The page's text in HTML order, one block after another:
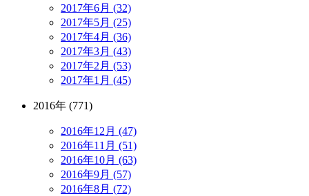
2017年6月 (32)
2017年5月 (25)
2017年4月 (36)
2017年3月 (43)
2017年2月 (53)
2017年1月 (45)
2016年 (771)
2016年12月 (47)
2016年11月 (51)
2016年10月 (63)
2016年9月 (57)
2016年8月 (72)